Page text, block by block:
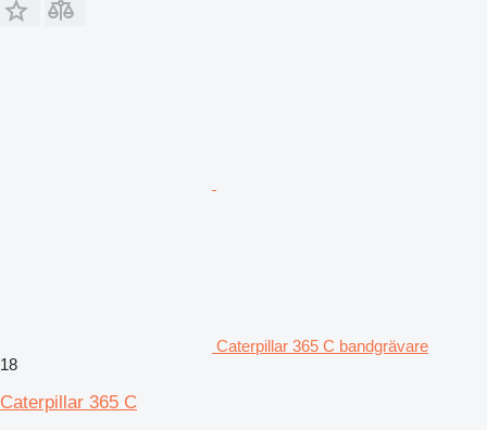
Caterpillar 365 C bandgrävare
18
Caterpillar 365 C